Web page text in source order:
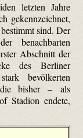
letzten Jahre
gekennzeichnet,
sind. Der
benachbarten
Abschnitt der
des Berliner
bevölkerten
die bisher – als
Stadion endete,